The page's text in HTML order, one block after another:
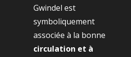
Gwindel est
symboliquement
associée à la bonne
circulation et à